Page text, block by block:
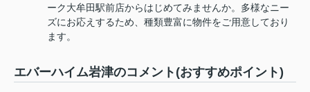
ーク大牟田駅前店からはじめてみませんか。多様なニー
ズにお応えするため、種類豊富に物件をご用意しており
ます。
エバーハイム岩津のコメント(おすすめポイント)